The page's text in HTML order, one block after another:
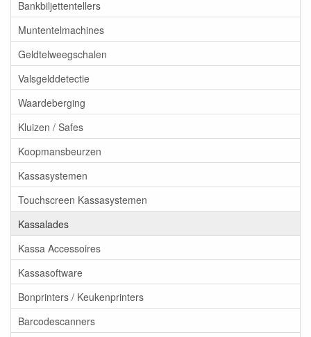
Bankbiljettentellers
Muntentelmachines
Geldtelweegschalen
Valsgelddetectie
Waardeberging
Kluizen / Safes
Koopmansbeurzen
Kassasystemen
Touchscreen Kassasystemen
Kassalades
Kassa Accessoires
Kassasoftware
Bonprinters / Keukenprinters
Barcodescanners